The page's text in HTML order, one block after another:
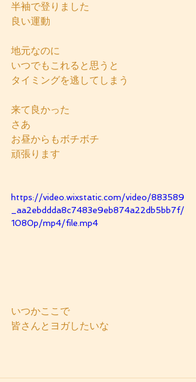
半袖で登りました
良い運動
地元なのに
いつでもこれると思うと
タイミングを逃してしまう
来て良かった
さあ
お昼からもボチボチ
頑張ります
https://video.wixstatic.com/video/883589
_aa2ebddda8c7483e9eb874a22db5bb7f/
1080p/mp4/file.mp4
いつかここで
皆さんとヨガしたいな